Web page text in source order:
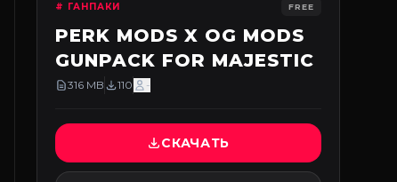
# ГАНПАКИ FREE
PERK MODS X OG MODS
GUNPACK FOR MAJESTIC
316 MB 110 -
СКАЧАТЬ